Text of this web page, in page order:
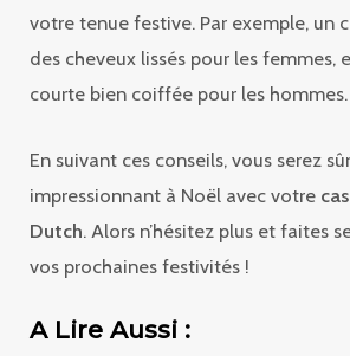
votre tenue festive. Par exemple, un
des cheveux lissés pour les femmes,
courte bien coiffée pour les hommes.
En suivant ces conseils, vous serez
impressionnant à Noël avec votre
Dutch. Alors n’hésitez plus et faites
vos prochaines festivités !
A Lire Aussi :